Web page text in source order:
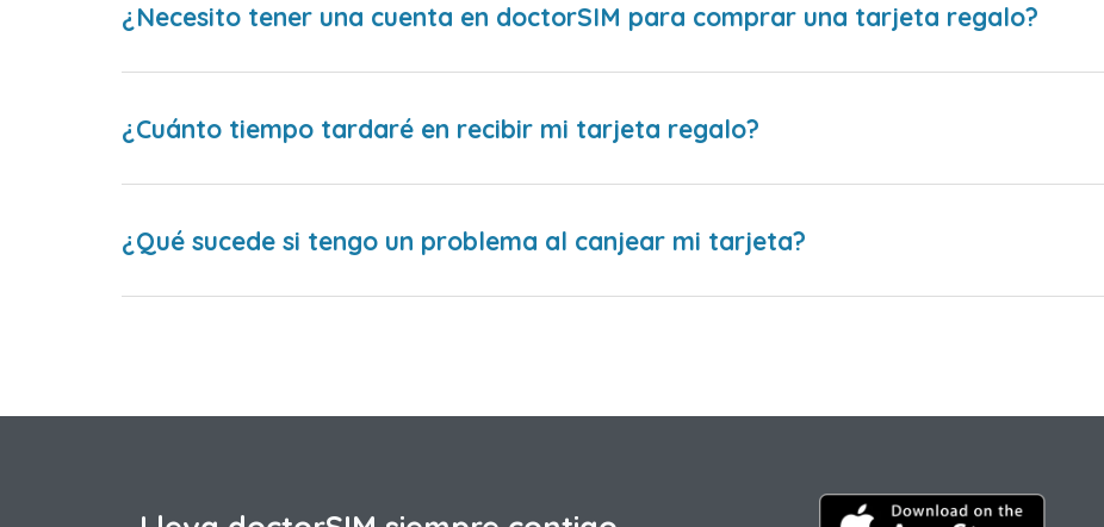
¿Necesito tener una cuenta en doctorSIM para comprar una tarjeta regalo?
¿Cuánto tiempo tardaré en recibir mi tarjeta regalo?
¿Qué sucede si tengo un problema al canjear mi tarjeta?